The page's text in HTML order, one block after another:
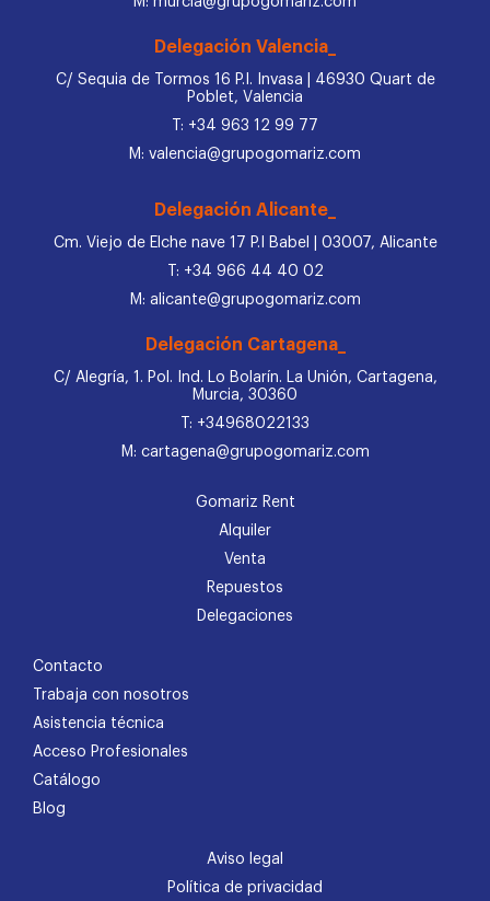
Delegación Valencia_
C/ Sequia de Tormos 16 P.I. Invasa | 46930 Quart de
Poblet, Valencia
T: +34 963 12 99 77
M: valencia@grupogomariz.com
Delegación Alicante_
Cm. Viejo de Elche nave 17 P.I Babel | 03007, Alicante
T: +34 966 44 40 02
M: alicante@grupogomariz.com
Delegación Cartagena_
C/ Alegría, 1. Pol. Ind. Lo Bolarín. La Unión, Cartagena,
Murcia, 30360
T: +34968022133
M: cartagena@grupogomariz.com
Gomariz Rent
Alquiler
Venta
Repuestos
Delegaciones
Contacto
Trabaja con nosotros
Asistencia técnica
Acceso Profesionales
Catálogo
Blog
Aviso legal
Política de privacidad